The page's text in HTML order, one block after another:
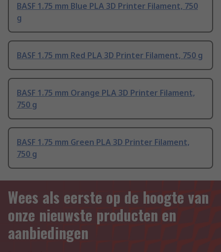
BASF 1.75 mm Blue PLA 3D Printer Filament, 750
g
BASF 1.75 mm Red PLA 3D Printer Filament, 750 g
BASF 1.75 mm Orange PLA 3D Printer Filament,
750 g
BASF 1.75 mm Green PLA 3D Printer Filament,
750 g
Wees als eerste op de hoogte van
onze nieuwste producten en
aanbiedingen